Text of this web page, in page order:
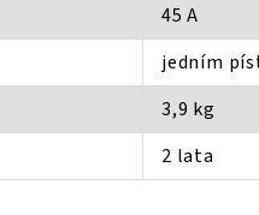
45 A
jedním
3,9 kg
2 lata